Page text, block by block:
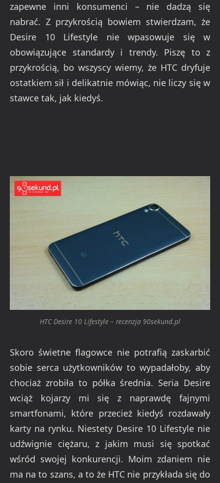
zapewne inni konsumenci – nie dadzą się
nabrać. Z przykrością bowiem stwierdzam, że
Desire 10 Lifestyle nie wpasowuje się w
obowiązujące standardy i trendy. Piszę to z
przykrością, bo wszyscy wiemy, że HTC dryfuje
ostatkiem sił i delikatnie mówiąc, nie liczy się w
stawce tak, jak kiedyś.
HTC Desire 10 Lifestyle – recenzja 90sekund.pl
Skoro świetne flagowce nie potrafią zaskarbić
sobie serca użytkowników to wypadałoby, aby
chociaż zrobiła to półka średnia. Seria Desire
wciąż kojarzy mi się z naprawdę fajnymi
smartfonami, które przecież kiedyś rozdawały
karty na rynku. Niestety Desire 10 Lifestyle nie
udźwignie ciężaru, z jakim musi się spotkać
wśród swojej konkurencji. Moim zdaniem nie
ma na to szans, a to że HTC nie przykłada się do